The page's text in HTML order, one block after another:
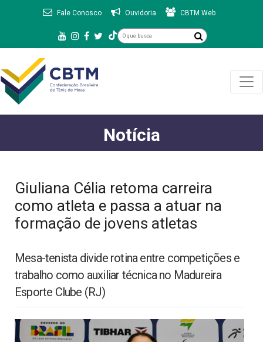
Fale Conosco Ouvidoria CBTM Web
Notícia
Giuliana Célia retoma carreira
como atleta e passa a atuar na
formação de jovens atletas
Mesa-tenista divide rotina entre competições e
trabalho como auxiliar técnica no Madureira
Esporte Clube (RJ)